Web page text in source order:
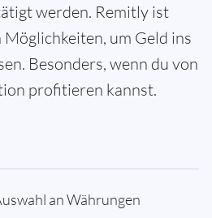
werden. Remitly ist
um Geld ins
Besonders, wenn du von
profitieren kannst.
an Währungen